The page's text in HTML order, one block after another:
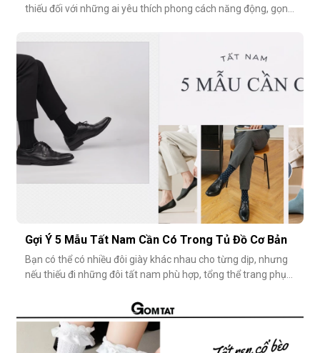
thiếu đối với những ai yêu thích phong cách năng động, gọn
nhiêu là vừa đẹp? Nếu quá thấp, tất dễ bị tuột; nếu quá c
Gợi Ý 5 Mẫu Tất Nam Cần Có Trong Tủ Đồ Cơ Bản
Bạn có thể có nhiều đôi giày khác nhau cho từng dịp, nhưng
nếu thiếu đi những đôi tất nam phù hợp, tổng thể trang phục
nhỏ nhặt, nhưng lại góp phần định hình phong cách, nâng
tầm sự chỉn chu và thể hiện gu thẩm mỹ cá nhân một cách
rõ rệt. Dưới đâ